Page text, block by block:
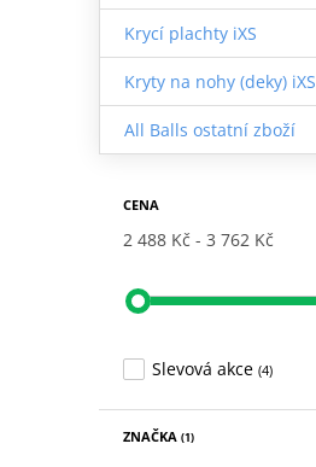
Krycí plachty iXS
Kryty na nohy (deky) iXS
All Balls ostatní zboží
CENA
2 488 Kč 3 762 Kč
Slevová akce (4)
ZNAČKA (1)